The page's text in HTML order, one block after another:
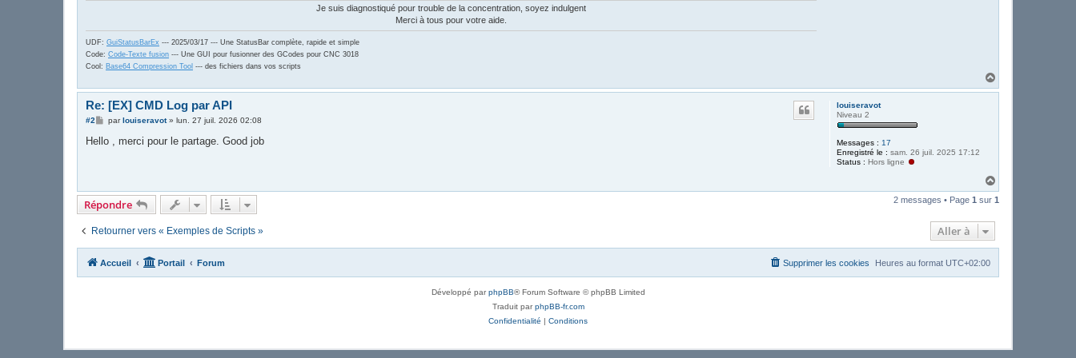
Je suis diagnostiqué pour trouble de la concentration, soyez indulgent
Merci à tous pour votre aide.
UDF: GuiStatusBarEx --- 2025/03/17 --- Une StatusBar complète, rapide et simple
Code: Code-Texte fusion --- Une GUI pour fusionner des GCodes pour CNC 3018
Cool: Base64 Compression Tool --- des fichiers dans vos scripts
a
louiseravot
Niveau 2
Messages : 17
Enregistré le : sam. 26 juil. 2025 17:12
Status : Hors ligne
Re: [EX] CMD Log par API
#2
M
s
parlouiseravot» lun. 27 juil. 2026 02:08
Hello , merci pour le partage. Good job
a
u
Répondre 2 messages • Page 1 sur 1
Retourner vers « Exemples de Scripts » Aller à
Accueil Portail Forum Heures au format UTC+02:00
Supprimer les cookies
Développé parphpBB® Forum Software © phpBB Limited
Traduit parphpBB-fr.com
Confidentialité | Conditions